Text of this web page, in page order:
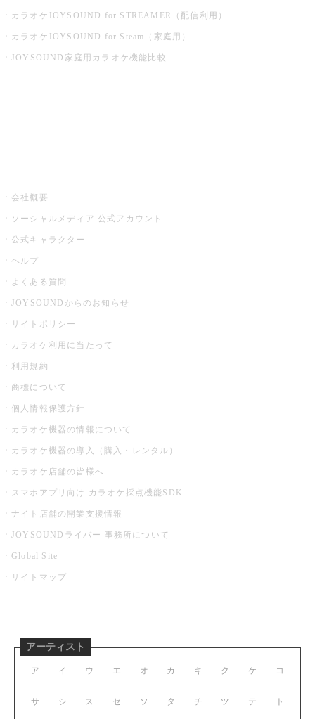
カラオケJOYSOUND for STREAMER（配信利用）
カラオケJOYSOUND for Steam（家庭用）
JOYSOUND家庭用カラオケ機能比較
会社概要
ソーシャルメディア 公式アカウント
公式キャラクター
ヘルプ
よくある質問
JOYSOUNDからのお知らせ
サイトポリシー
カラオケ利用に当たって
利用規約
商標について
個人情報保護方針
カラオケ機器の情報について
カラオケ機器の導入（購入・レンタル）
カラオケ店舗の皆様へ
スマホアプリ向け カラオケ採点機能SDK
ナイト店舗の開業支援情報
JOYSOUNDライバー 事務所について
Global Site
サイトマップ
アーティスト
ア イ ウ エ オ
サ シ ス セ ソ
カ キ ク ケ コ
タ チ ツ テ ト